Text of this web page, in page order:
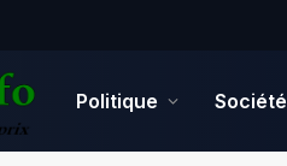
Politique Société